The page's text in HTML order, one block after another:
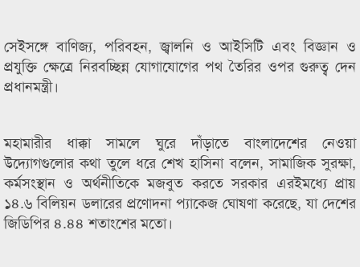
সেইসঙ্গে বাণিজ্য, পরিবহন, জ্বালনি ও আইসিটি এবং বিজ্ঞান ও
প্রযুক্তি ক্ষেত্রে নিরবচ্ছিন্ন যোগাযোগের পথ তৈরির ওপর গুরুত্ব দেন
প্রধানমন্ত্রী।
মহামারীর ধাক্কা সামলে ঘুরে দাঁড়াতে বাংলাদেশের নেওয়া
উদ্যোগগুলোর কথা তুলে ধরে শেখ হাসিনা বলেন, সামাজিক সুরক্ষা,
কর্মসংস্থান ও অর্থনীতিকে মজবুত করতে সরকার এরইমধ্যে প্রায়
১৪.৬ বিলিয়ন ডলারের প্রণোদনা প্যাকেজ ঘোষণা করেছে, যা দেশের
জিডিপির ৪.৪৪ শতাংশের মতো।